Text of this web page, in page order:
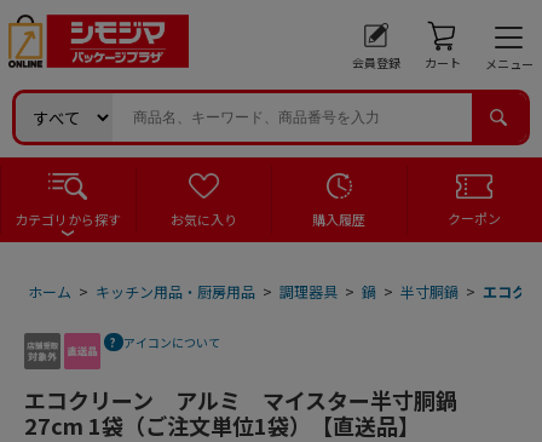
会員登録 カート メニュー
カテゴリから探す お気に入り 購入履歴 クーポン
ホーム > キッチン用品・厨房用品 > 調理器具 > 鍋 > 半寸胴鍋 > エコク
アイコンについて
エコクリーン アルミ マイスター半寸胴鍋
27cm 1袋（ご注文単位1袋）【直送品】